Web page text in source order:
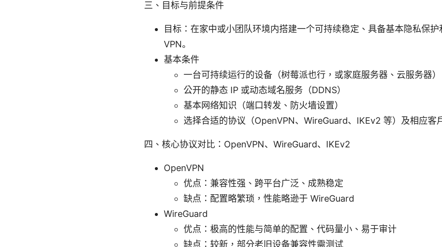
三、目标与前提条件
目标：在家中或小团队环境内搭建一个可持续稳定、具备基本隐私保护
VPN。
基本条件
一台可持续运行的设备（树莓派也行，或家庭服务器、云服务器）
公开的静态 IP 或动态域名服务（DDNS）
基本网络知识（端口转发、防火墙设置）
选择合适的协议（OpenVPN、WireGuard、IKEv2 等）及相应客
四、核心协议对比：OpenVPN、WireGuard、IKEv2
OpenVPN
优点：兼容性强、跨平台广泛、成熟稳定
缺点：配置略繁琐，性能略逊于 WireGuard
WireGuard
优点：极高的性能与简单的配置、代码量小、易于审计
缺点：较新，部分老旧设备兼容性需测试